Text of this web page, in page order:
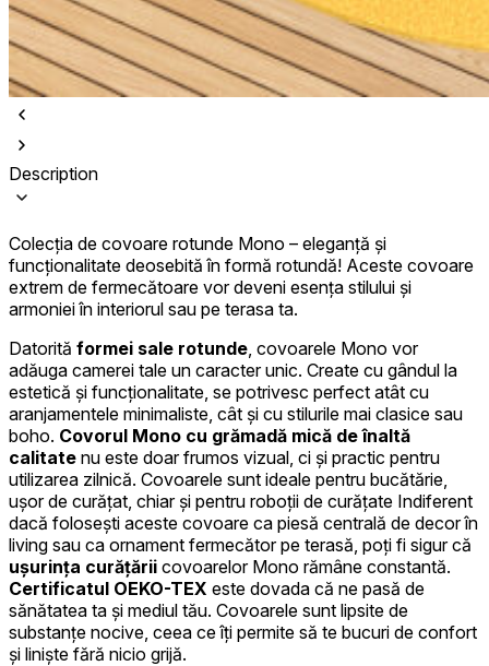
Description
Colecția de covoare rotunde Mono – eleganță și
funcționalitate deosebită în formă rotundă! Aceste covoare
extrem de fermecătoare vor deveni esența stilului și
armoniei în interiorul sau pe terasa ta.
Datorită formei sale rotunde , covoarele Mono vor
adăuga camerei tale un caracter unic. Create cu gândul la
estetică și funcționalitate, se potrivesc perfect atât cu
aranjamentele minimaliste, cât și cu stilurile mai clasice sau
boho. Covorul Mono cu grămadă mică de înaltă
calitate nu este doar frumos vizual, ci și practic pentru
utilizarea zilnică. Covoarele sunt ideale pentru bucătărie,
ușor de curățat, chiar și pentru roboții de curățate Indiferent
dacă folosești aceste covoare ca piesă centrală de decor în
living sau ca ornament fermecător pe terasă, poți fi sigur că
ușurința curățării covoarelor Mono rămâne constantă.
Certificatul OEKO-TEX este dovada că ne pasă de
sănătatea ta și mediul tău. Covoarele sunt lipsite de
substanțe nocive, ceea ce îți permite să te bucuri de confort
și liniște fără nicio grijă.